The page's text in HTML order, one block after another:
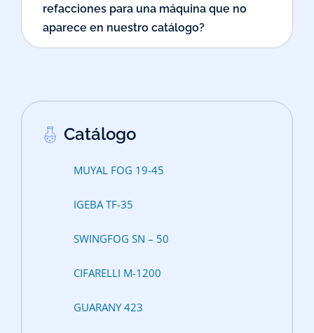
refacciones para una máquina que no
aparece en nuestro catálogo?
Catálogo
MUYAL FOG 19-45
IGEBA TF-35
SWINGFOG SN – 50
CIFARELLI M-1200
GUARANY 423